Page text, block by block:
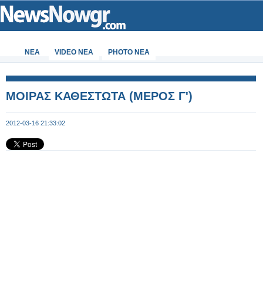
ΝΕΑ VIDEO NEA PHOTO NEA
ΜΟΙΡΑΣ ΚΑΘΕΣΤΩΤΑ (ΜΕΡΟΣ Γ')
2012-03-16 21:33:02